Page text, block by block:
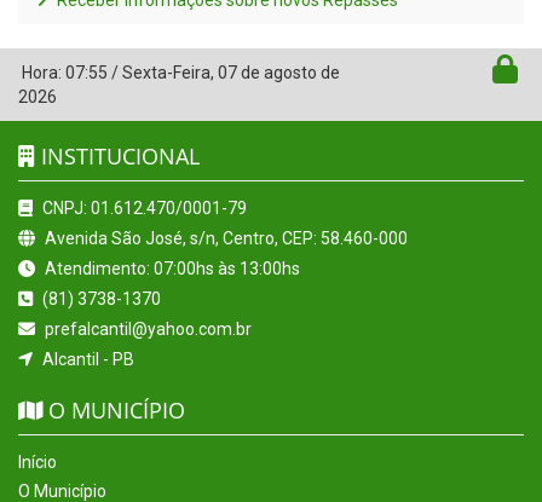
Hora: 07:55 /Sexta-Feira, 07 de agosto de
2026
INSTITUCIONAL
CNPJ: 01.612.470/0001-79
Avenida São José, s/n, Centro, CEP: 58.460-000
Atendimento: 07:00hs às 13:00hs
(81) 3738-1370
prefalcantil@yahoo.com.br
Alcantil - PB
O MUNICÍPIO
Início
O Município